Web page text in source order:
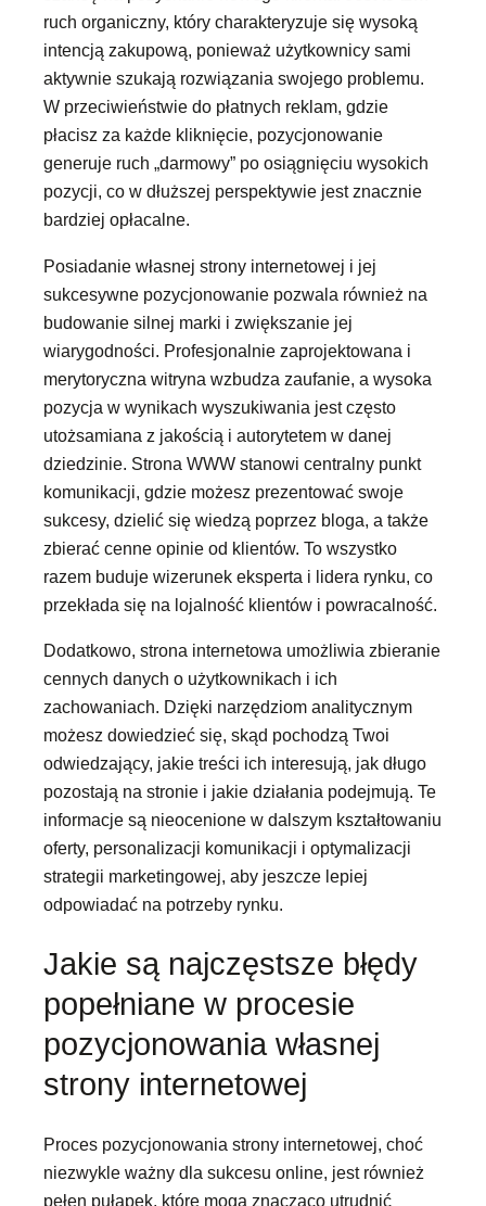
ruch organiczny, który charakteryzuje się wysoką
intencją zakupową, ponieważ użytkownicy sami
aktywnie szukają rozwiązania swojego problemu.
W przeciwieństwie do płatnych reklam, gdzie
płacisz za każde kliknięcie, pozycjonowanie
generuje ruch „darmowy” po osiągnięciu wysokich
pozycji, co w dłuższej perspektywie jest znacznie
bardziej opłacalne.
Posiadanie własnej strony internetowej i jej
sukcesywne pozycjonowanie pozwala również na
budowanie silnej marki i zwiększanie jej
wiarygodności. Profesjonalnie zaprojektowana i
merytoryczna witryna wzbudza zaufanie, a wysoka
pozycja w wynikach wyszukiwania jest często
utożsamiana z jakością i autorytetem w danej
dziedzinie. Strona WWW stanowi centralny punkt
komunikacji, gdzie możesz prezentować swoje
sukcesy, dzielić się wiedzą poprzez bloga, a także
zbierać cenne opinie od klientów. To wszystko
razem buduje wizerunek eksperta i lidera rynku, co
przekłada się na lojalność klientów i powracalność.
Dodatkowo, strona internetowa umożliwia zbieranie
cennych danych o użytkownikach i ich
zachowaniach. Dzięki narzędziom analitycznym
możesz dowiedzieć się, skąd pochodzą Twoi
odwiedzający, jakie treści ich interesują, jak długo
pozostają na stronie i jakie działania podejmują. Te
informacje są nieocenione w dalszym kształtowaniu
oferty, personalizacji komunikacji i optymalizacji
strategii marketingowej, aby jeszcze lepiej
odpowiadać na potrzeby rynku.
Jakie są najczęstsze błędy
popełniane w procesie
pozycjonowania własnej
strony internetowej
Proces pozycjonowania strony internetowej, choć
niezwykle ważny dla sukcesu online, jest również
pełen pułapek, które mogą znacząco utrudnić